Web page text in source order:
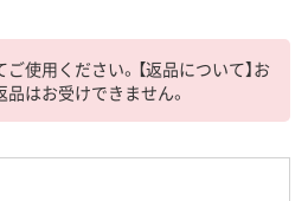
使用ください。【返品について】お
はお受けできません。